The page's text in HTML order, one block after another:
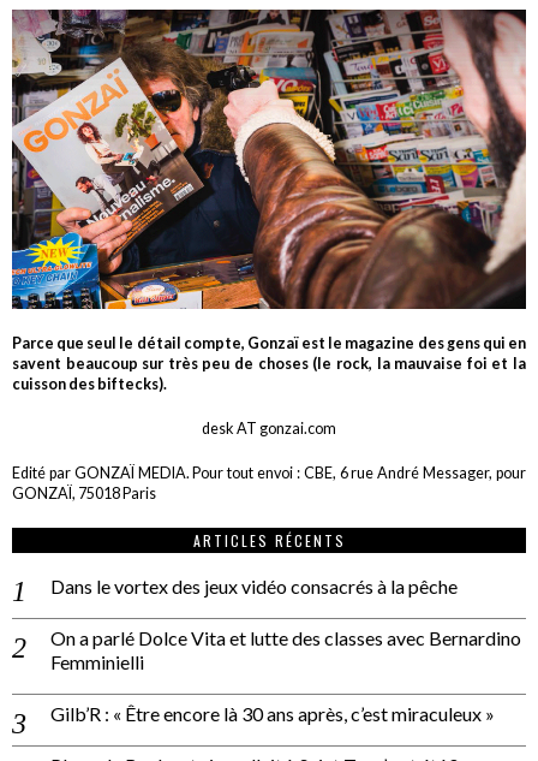
Parce que seul le détail compte, Gonzaï est le magazine des gens qui en
savent beaucoup sur très peu de choses (le rock, la mauvaise foi et la
cuisson des biftecks).
desk AT gonzai.com
Edité par GONZAÏ MEDIA. Pour tout envoi : CBE, 6 rue André Messager, pour
GONZAÏ, 75018 Paris
ARTICLES RÉCENTS
Dans le vortex des jeux vidéo consacrés à la pêche
On a parlé Dolce Vita et lutte des classes avec Bernardino
Femminielli
Gilb’R : « Être encore là 30 ans après, c’est miraculeux »